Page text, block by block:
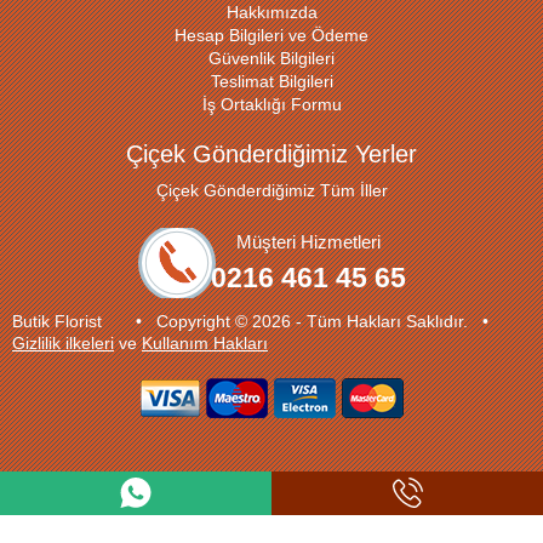
Hakkımızda
Hesap Bilgileri ve Ödeme
Güvenlik Bilgileri
Teslimat Bilgileri
İş Ortaklığı Formu
Çiçek Gönderdiğimiz Yerler
Çiçek Gönderdiğimiz Tüm İller
Müşteri Hizmetleri
0216 461 45 65
Butik Florist • Copyright © 2026 - Tüm Hakları Saklıdır. •
Gizlilik ilkeleriveKullanım Hakları